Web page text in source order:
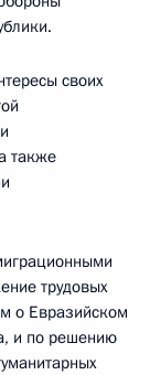
своих
также
трудовых
о Евразийском
и по решению